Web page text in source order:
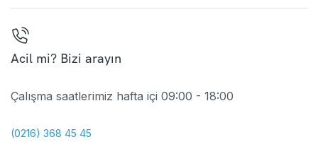
Acil mi? Bizi arayın
Çalışma saatlerimiz hafta içi 09:00 - 18:00
(0216) 368 45 45